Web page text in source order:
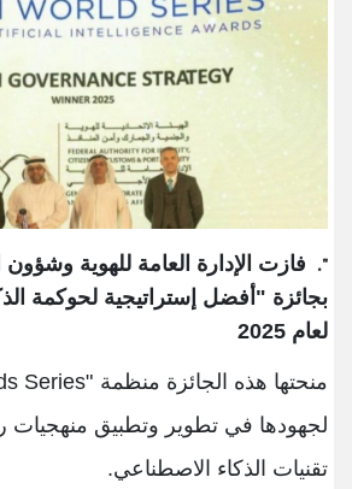
". فازت الإدارة العامة للهوية وشؤون
بجائزة "أفضل إستراتيجية لحوكمة
لعام 2025
منحتها هذه الجائزة منظمة "AI Awards Series
لجهودها في تطوير وتطبيق منهجيات
تقنيات الذكاء الاصطناعي.